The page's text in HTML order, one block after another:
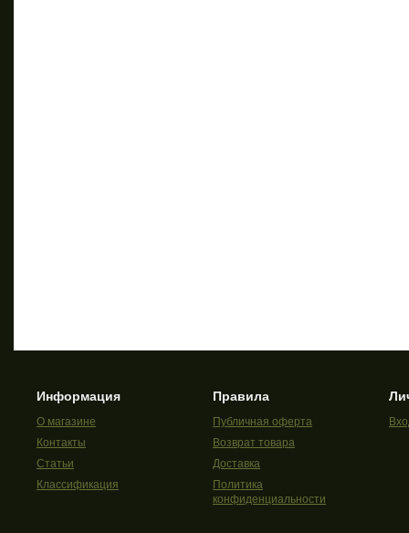
Информация
О магазине
Контакты
Статьи
Классификация
Правила
Публичная оферта
Возврат товара
Доставка
Политика
конфиденциальности